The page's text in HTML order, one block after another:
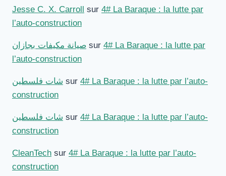
Jesse C. X. Carroll sur 4# La Baraque : la lutte par
l’auto-construction
صيانة مكيفات بجازان sur 4# La Baraque : la lutte par
l’auto-construction
شات فلسطين sur 4# La Baraque : la lutte par l’auto-
construction
شات فلسطين sur 4# La Baraque : la lutte par l’auto-
construction
CleanTech sur 4# La Baraque : la lutte par l’auto-
construction